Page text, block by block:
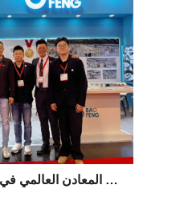
شركة باوفينغ تتواصل مع قطاع تغليف المعادن العالمي في معرض ميتباك 2026